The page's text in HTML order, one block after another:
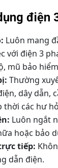
điện
Luôn mang
với điện 3
mũ bảo
Thường
dây dẫn,
thời các hư
Luôn ngắt
hoặc bảo
tiếp:
dẫn điện.